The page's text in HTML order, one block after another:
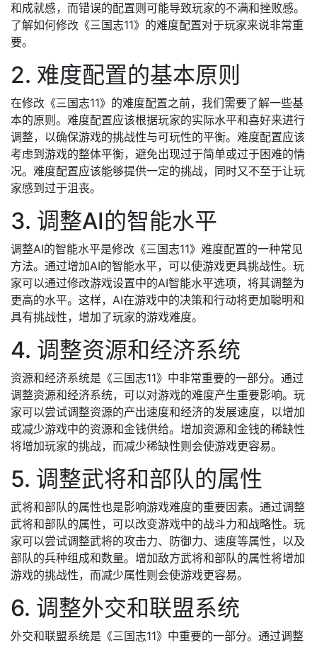
和成就感，而错误的配置则可能导致玩家的不满和挫败感。
了解如何修改《三国志11》的难度配置对于玩家来说非常重
要。
2. 难度配置的基本原则
在修改《三国志11》的难度配置之前，我们需要了解一些基
本的原则。难度配置应该根据玩家的实际水平和喜好来进行
调整，以确保游戏的挑战性与可玩性的平衡。难度配置应该
考虑到游戏的整体平衡，避免出现过于简单或过于困难的情
况。难度配置应该能够提供一定的挑战，同时又不至于让玩
家感到过于沮丧。
3. 调整AI的智能水平
调整AI的智能水平是修改《三国志11》难度配置的一种常见
方法。通过增加AI的智能水平，可以使游戏更具挑战性。玩
家可以通过修改游戏设置中的AI智能水平选项，将其调整为
更高的水平。这样，AI在游戏中的决策和行动将更加聪明和
具有挑战性，增加了玩家的游戏难度。
4. 调整资源和经济系统
资源和经济系统是《三国志11》中非常重要的一部分。通过
调整资源和经济系统，可以对游戏的难度产生重要影响。玩
家可以尝试调整资源的产出速度和经济的发展速度，以增加
或减少游戏中的资源和金钱供给。增加资源和金钱的稀缺性
将增加玩家的挑战，而减少稀缺性则会使游戏更容易。
5. 调整武将和部队的属性
武将和部队的属性也是影响游戏难度的重要因素。通过调整
武将和部队的属性，可以改变游戏中的战斗力和战略性。玩
家可以尝试调整武将的攻击力、防御力、速度等属性，以及
部队的兵种组成和数量。增加敌方武将和部队的属性将增加
游戏的挑战性，而减少属性则会使游戏更容易。
6. 调整外交和联盟系统
外交和联盟系统是《三国志11》中重要的一部分。通过调整